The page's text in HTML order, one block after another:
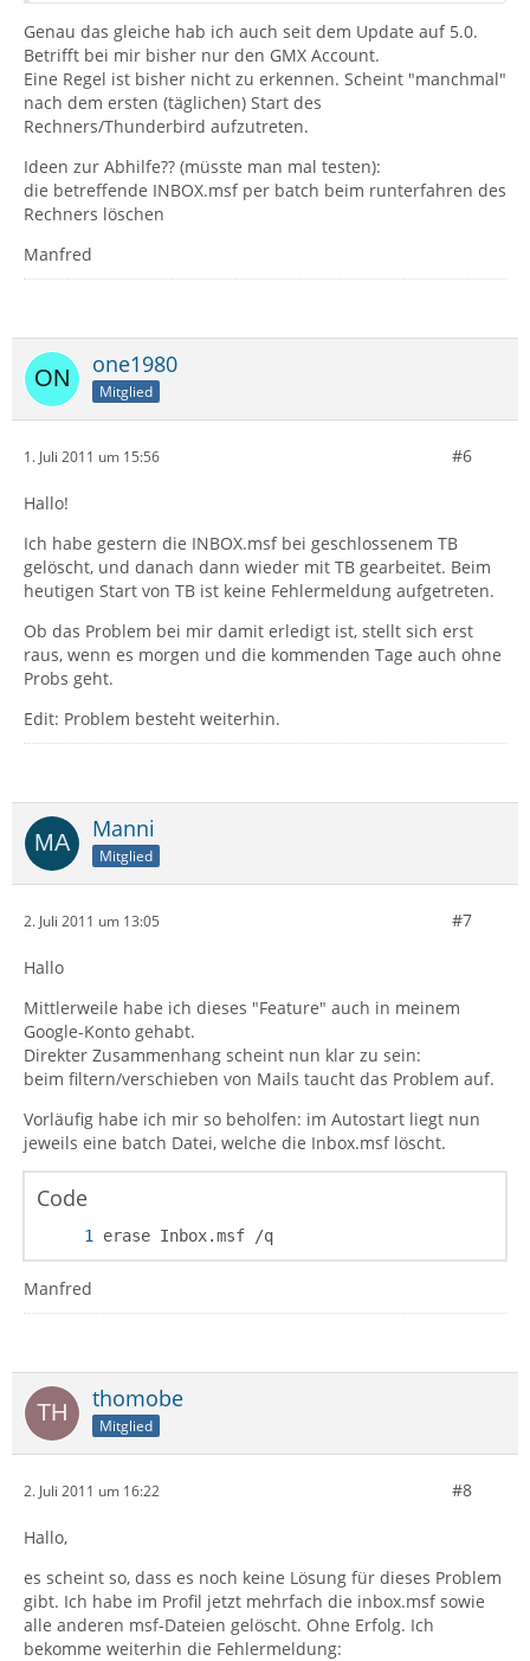
Genau das gleiche hab ich auch seit dem Update auf 5.0.
Betrifft bei mir bisher nur den GMX Account.
Eine Regel ist bisher nicht zu erkennen. Scheint "manchmal"
nach dem ersten (täglichen) Start des
Rechners/Thunderbird aufzutreten.
Ideen zur Abhilfe?? (müsste man mal testen):
die betreffende INBOX.msf per batch beim runterfahren des
Rechners löschen
Manfred
one1980
Mitglied
1. Juli 2011 um 15:56 #6
Hallo!
Ich habe gestern die INBOX.msf bei geschlossenem TB
gelöscht, und danach dann wieder mit TB gearbeitet. Beim
heutigen Start von TB ist keine Fehlermeldung aufgetreten.
Ob das Problem bei mir damit erledigt ist, stellt sich erst
raus, wenn es morgen und die kommenden Tage auch ohne
Probs geht.
Edit: Problem besteht weiterhin.
Manni
Mitglied
2. Juli 2011 um 13:05 #7
Hallo
Mittlerweile habe ich dieses "Feature" auch in meinem
Google-Konto gehabt.
Direkter Zusammenhang scheint nun klar zu sein:
beim filtern/verschieben von Mails taucht das Problem auf.
Vorläufig habe ich mir so beholfen: im Autostart liegt nun
jeweils eine batch Datei, welche die Inbox.msf löscht.
Code
erase Inbox.msf /q
Manfred
thomobe
Mitglied
2. Juli 2011 um 16:22 #8
Hallo,
es scheint so, dass es noch keine Lösung für dieses Problem
gibt. Ich habe im Profil jetzt mehrfach die inbox.msf sowie
alle anderen msf-Dateien gelöscht. Ohne Erfolg. Ich
bekomme weiterhin die Fehlermeldung: